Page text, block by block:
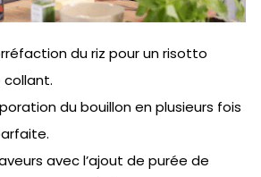
du riz pour un risotto
du bouillon en plusieurs fois
avec l’ajout de purée de